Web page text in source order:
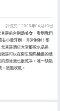
評價於：2026年04月10日
是前台劉艷美女，看到我們
有小童牙刷，非常謝謝！雖
其是酒店大堂那款水晶吊
是可以在衞生間馬桶邊的牆
游泳池也很乾凈。唯一缺點
，衹能吹風。